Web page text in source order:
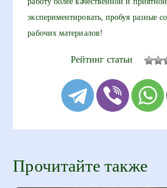
экспериментировать, пробуя разные
рабочих материалов!
Рейтинг статьи
Прочитайте также